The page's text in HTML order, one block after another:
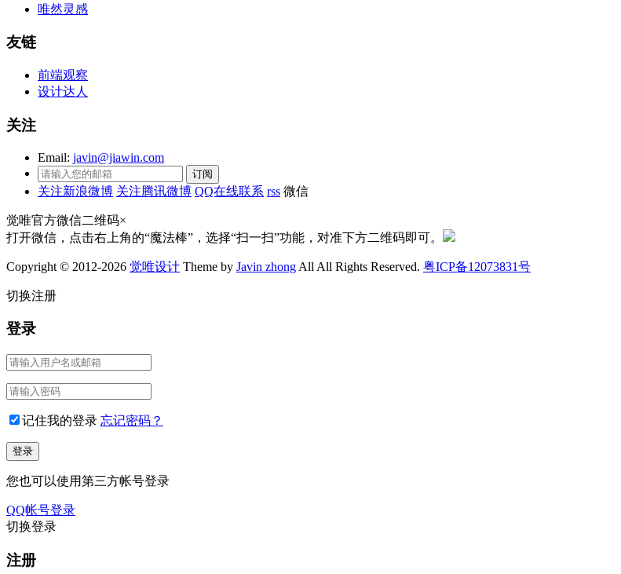
唯然灵感
友链
前端观察
设计达人
关注
Email: javin@jiawin.com
关注新浪微博 关注腾讯微博 QQ在线联系 rss 微信
觉唯官方微信二维码×
打开微信，点击右上角的“魔法棒”，选择“扫一扫”功能，对准下方二维码即可。
Copyright © 2012-2026 觉唯设计 Theme by Javin zhong All All Rights Reserved. 粤ICP备12073831号
切换注册
登录
记住我的登录 忘记密码？
您也可以使用第三方帐号登录
QQ帐号登录
切换登录
注册